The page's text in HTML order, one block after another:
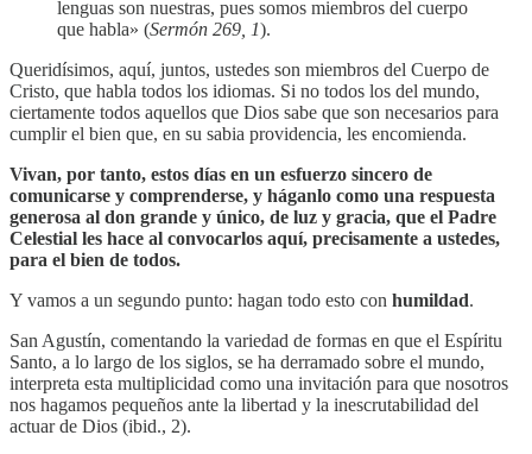
lenguas son nuestras, pues somos miembros del cuerpo
que habla» (Sermón 269, 1).
Queridísimos, aquí, juntos, ustedes son miembros del Cuerpo de
Cristo, que habla todos los idiomas. Si no todos los del mundo,
ciertamente todos aquellos que Dios sabe que son necesarios para
cumplir el bien que, en su sabia providencia, les encomienda.
Vivan, por tanto, estos días en un esfuerzo sincero de
comunicarse y comprenderse, y háganlo como una respuesta
generosa al don grande y único, de luz y gracia, que el Padre
Celestial les hace al convocarlos aquí, precisamente a ustedes,
para el bien de todos.
Y vamos a un segundo punto: hagan todo esto con humildad.
San Agustín, comentando la variedad de formas en que el Espíritu
Santo, a lo largo de los siglos, se ha derramado sobre el mundo,
interpreta esta multiplicidad como una invitación para que nosotros
nos hagamos pequeños ante la libertad y la inescrutabilidad del
actuar de Dios (ibid., 2).